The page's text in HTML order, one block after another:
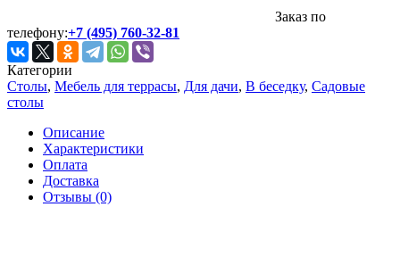
Заказ по
телефону:+7 (495) 760-32-81
Категории
Столы, Мебель для террасы, Для дачи, В беседку, Садовые
столы
Описание
Характеристики
Оплата
Доставка
Отзывы (0)